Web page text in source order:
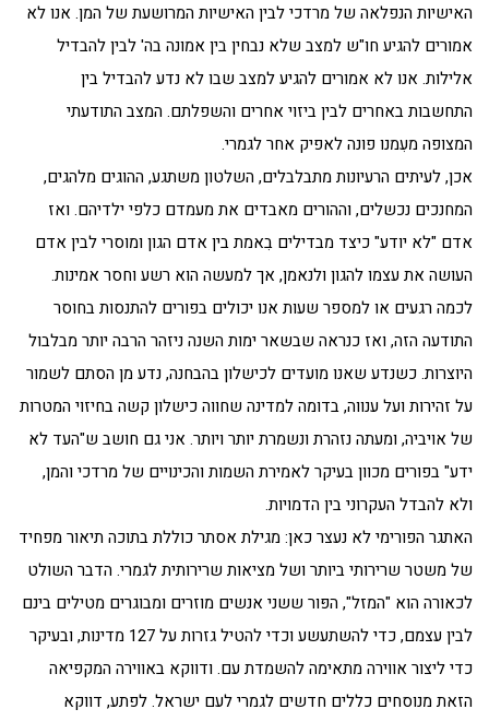
האישיות הנפלאה של מרדכי לבין האישיות המרושעת של המן. אנו לא
אמורים להגיע חו"ש למצב שלא נבחין בין אמונה בה' לבין להבדיל
אלילות. אנו לא אמורים להגיע למצב שבו לא נדע להבדיל בין
התחשבות באחרים לבין ביזוי אחרים והשפלתם. המצב התודעתי
המצופה מעִמנו פונה לאפיק אחר לגמרי.
אכן, לעיתים הרעיונות מתבלבלים, השלטון משתגע, ההוגים מלהגים,
המחנכים נכשלים, וההורים מאבדים את מעמדם כלפי ילדיהם. ואז
אדם "לא יודע" כיצד מבדילים בִאמת בין אדם הגון ומוסרי לבין אדם
העושה את עצמו להגון ולנאמן, אך למעשה הוא רשע וחסר אמינות.
לכמה רגעים או למספר שעות אנו יכולים בפורים להתנסות בחוסר
התודעה הזה, ואז כנראה שבשאר ימות השנה ניזהר הרבה יותר מבלבול
היוצרות. כשנדע שאנו מועדים לכישלון בהבחנה, נדע מן הסתם לשמור
על זהירות ועל ענווה, בדומה למדינה שחווה כישלון קשה בחיזוי המטרות
של אויביה, ומעתה נזהרת ונשמרת יותר ויותר. אני גם חושב ש"העד לא
ידע" בפורים מכוון בעיקר לאמירת השמות והכינויים של מרדכי והמן,
ולא להבדל העקרוני בין הדמויות.
האתגר הפורימי לא נעצר כאן: מגילת אסתר כוללת בתוכה תיאור מפחיד
של משטר שרירותי ביותר ושל מציאות שרירותית לגמרי. הדבר השולט
לכאורה הוא "המזל", הפּור ששני אנשים מוזרים ומבוגרים מטילים בינם
לבין עצמם, כדי להשתעשע וכדי להטיל גזרות על 127 מדינות, ובעיקר
כדי ליצור אווירה מתאימה להשמדת עם. ודווקא באווירה המקפיאה
הזאת מנוסחים כללים חדשים לגמרי לעם ישראל. לפתע, דווקא